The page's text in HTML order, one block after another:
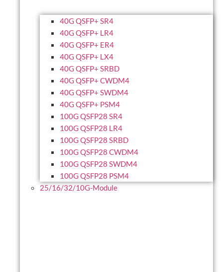
40G QSFP+ SR4
40G QSFP+ LR4
40G QSFP+ ER4
40G QSFP+ LX4
40G QSFP+ SRBD
40G QSFP+ CWDM4
40G QSFP+ SWDM4
40G QSFP+ PSM4
100G QSFP28 SR4
100G QSFP28 LR4
100G QSFP28 SRBD
100G QSFP28 CWDM4
100G QSFP28 SWDM4
100G QSFP28 PSM4
25/16/32/10G-Module